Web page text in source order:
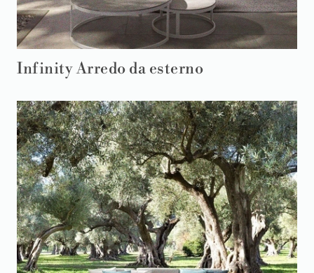
Infinity Arredo da esterno